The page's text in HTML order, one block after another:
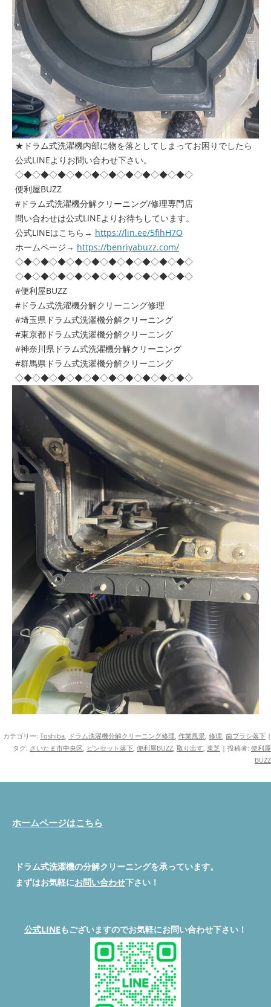
★ドラム式洗濯機内部に物を落としてしまってお困りでしたら
公式LINEよりお問い合わせ下さい。
◇◆◇◆◇◆◇◆◇◆◇◆◇◆◇◆◇◆◇◆◇
便利屋BUZZ
#ドラム式洗濯機分解クリーニング/修理専門店
問い合わせは公式LINEよりお待ちしています。
公式LINEはこちら→ https://lin.ee/5fihH7O
ホームページ→ https://benriyabuzz.com/
◇◆◇◆◇◆◇◆◇◆◇◆◇◆◇◆◇◆◇◆◇
◇◆◇◆◇◆◇◆◇◆◇◆◇◆◇◆◇◆◇◆◇
#便利屋BUZZ
#ドラム式洗濯機分解クリーニング修理
#埼玉県ドラム式洗濯機分解クリーニング
#東京都ドラム式洗濯機分解クリーニング
#神奈川県ドラム式洗濯機分解クリーニング
#群馬県ドラム式洗濯機分解クリーニング
◇◆◇◆◇◆◇◆◇◆◇◆◇◆◇◆◇◆◇◆◇
カテゴリー: Toshiba, ドラム洗濯機分解クリーニング修理, 作業風景, 修理, 歯ブラシ落下 |
タグ: さいたま市中央区, ピンセット落下, 便利屋BUZZ, 取り出す, 東芝 | 投稿者: 便利屋
BUZZ
ホームページはこちら
ドラム式洗濯機の分解クリーニングを承っています。
まずはお気軽にお問い合わせ下さい！
公式LINEもございますのでお気軽にお問い合わせ下さい！